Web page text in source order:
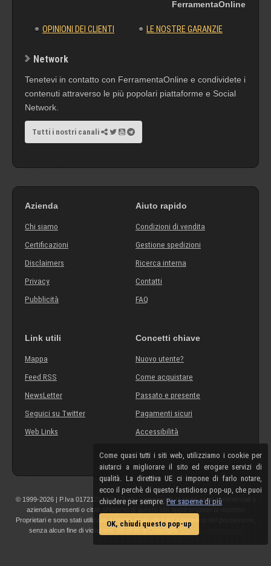
Come quasi tutti i siti web, utilizziamo i cookie per
aiutarci a migliorare il sito ed erogare servizi di
qualità. La direttiva UE ci impone di farlo notare,
ecco il perchè di questo fastidioso pop-up, che puoi
chiudere per sempre.Per saperne di più
OK, chiudi questo pop-up
FerramentaOnline
OPINIONI DEI CLIENTI LE NOSTRE GARANZIE
Network
Tenetevi in contatto con FerramentaOnline e condividete i
contenuti attraverso le più popolari piattaforme e Social
Network.
Tutti i nostri canali
Azienda
Chi siamo
Certificazioni
Disclaimers
Privacy
Pubblicità
Aiuto rapido
Condizioni di vendita
Gestione spedizioni
Ricerca interna
Contatti
FAQ
Link utili
Mappa
Feed RSS
NewsLetter
Seguici su Twitter
Web Links
Concetti chiave
Nuovo utente?
Come acquistare
Passato e presente
Pagamenti sicuri
Accessibilità
© 1999-2026 | P.Iva 01721210308 | Tutti i componenti, marchi, nomi commerciali o
aziendali, presenti o citati all'interno di questo sito appartengono ai rispettivi
Proprietari e sono stati utilizzati a scopo esplicativo ed a beneficio del possessore,
senza alcun fine di violazione dei diritti di Copyright.
Maggiori informazioni